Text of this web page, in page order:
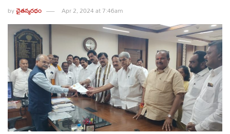
byచైతన్యరధం Apr 2, 2024 at 7:46am